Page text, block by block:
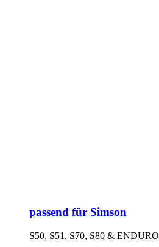
passend für Simson
S50, S51, S70, S80 & ENDURO